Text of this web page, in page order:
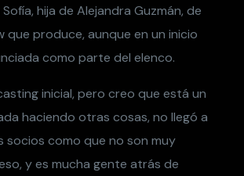
hija de Alejandra Guzmán, de
que produce, aunque en un inicio
como parte del elenco.
inicial, pero creo que está un
haciendo otras cosas, no llegó a
socios como que no son muy
y es mucha gente atrás de